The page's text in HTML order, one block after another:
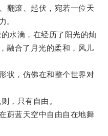
滚、起伏，宛若一位天
。
滴，在经历了阳光的灿
融合了月光的柔和，风儿
，仿佛在和整个世界对
只有自由。
蓝天空中自由自在地舞